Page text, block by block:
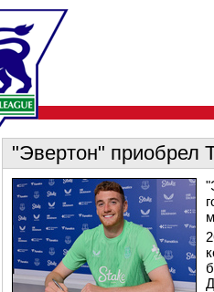
"Эвертон" приобрел